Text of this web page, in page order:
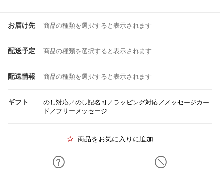
お届け先 商品の種類を選択すると表示されます
配送予定 商品の種類を選択すると表示されます
配送情報 商品の種類を選択すると表示されます
ギフト
のし対応／のし記名可／ラッピング対応／メッセージカー
ド／フリーメッセージ
商品をお気に入りに追加